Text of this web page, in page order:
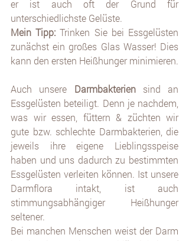
er ist auch oft der Grund für
unterschiedlichste Gelüste.
Mein Tipp: Trinken Sie bei Essgelüsten
zunächst ein großes Glas Wasser! Dies
kann den ersten Heißhunger minimieren.
Auch unsere Darmbakterien sind an
Essgelüsten beteiligt. Denn je nachdem,
was wir essen, füttern & züchten wir
gute bzw. schlechte Darmbakterien, die
jeweils ihre eigene Lieblingsspeise
haben und uns dadurch zu bestimmten
Essgelüsten verleiten können. Ist unsere
Darmflora intakt, ist auch
stimmungsabhängiger Heißhunger
seltener.
Bei manchen Menschen weist der Darm